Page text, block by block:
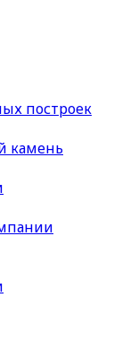
построек
камень